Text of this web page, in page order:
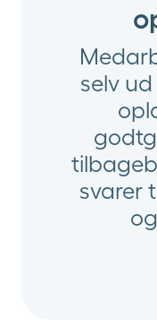
selv
svarer